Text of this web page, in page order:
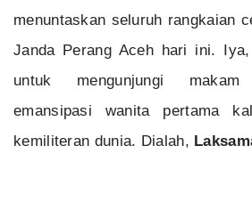
menuntaskan seluruh rangkaian
Janda Perang Aceh hari ini.
untuk mengunjungi
emansipasi wanita pertama
kemiliteran dunia. Dialah,